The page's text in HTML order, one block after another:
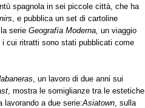
spagnola in sei piccole città, che ha
, e pubblica un set di cartoline
serie Geografía Moderna, un viaggio
cui ritratti sono stati pubblicati come
, un lavoro di due anni sui
, mostra le somiglianze tra le estetiche
lavorando a due serie:Asiatown , sulla